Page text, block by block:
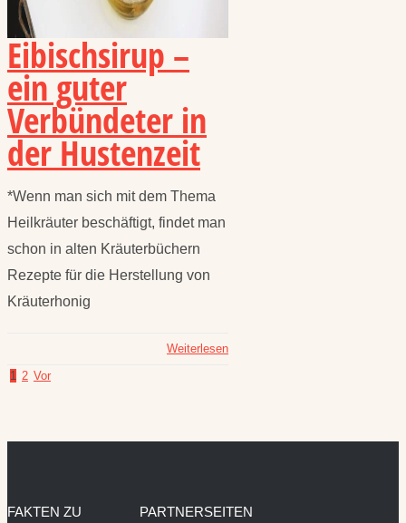
Eibischsirup –
ein guter
Verbündeter in
der Hustenzeit
*Wenn man sich mit dem Thema
Heilkräuter beschäftigt, findet man
schon in alten Kräuterbüchern
Rezepte für die Herstellung von
Kräuterhonig
Weiterlesen
1 2 Vor
FAKTEN ZU
PARTNERSEITEN